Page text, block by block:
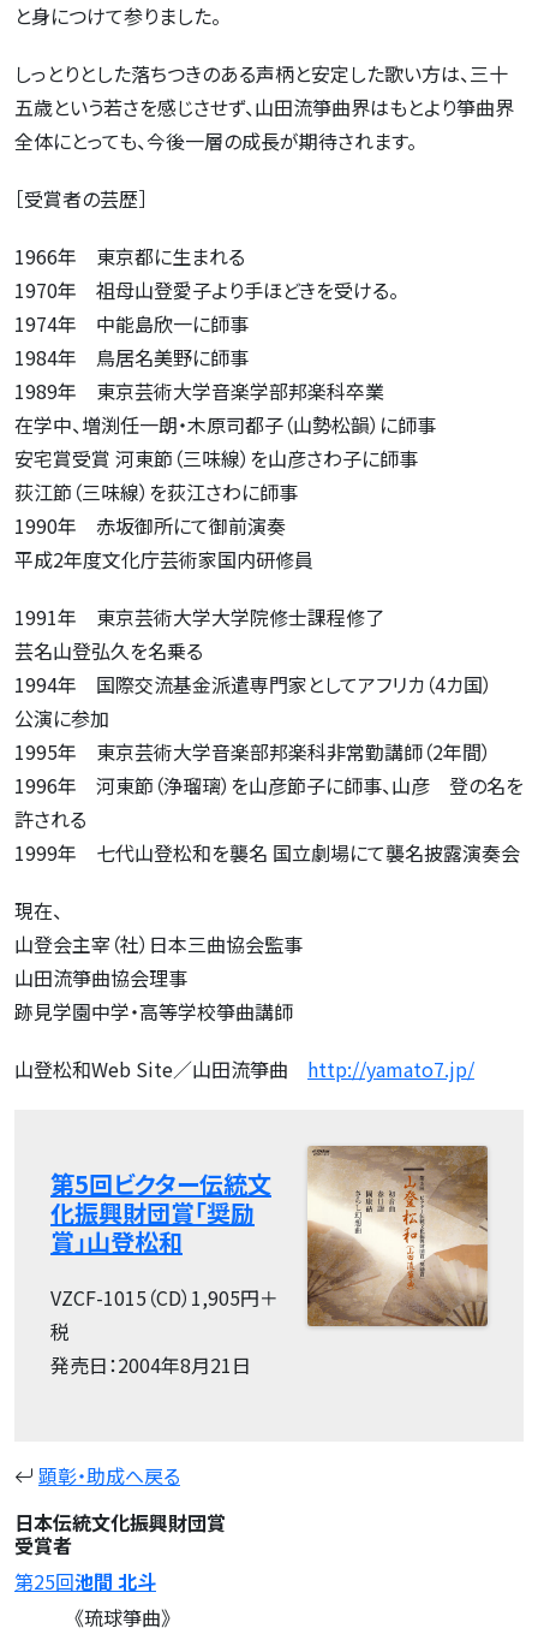
と身につけて参りました。
しっとりとした落ちつきのある声柄と安定した歌い方は、三十
五歳という若さを感じさせず、山田流箏曲界はもとより箏曲界
全体にとっても、今後一層の成長が期待されます。
［受賞者の芸歴］
1966年 東京都に生まれる
1970年 祖母山登愛子より手ほどきを受ける。
1974年 中能島欣一に師事
1984年 鳥居名美野に師事
1989年 東京芸術大学音楽学部邦楽科卒業
在学中、増渕任一朗・木原司都子（山勢松韻）に師事
安宅賞受賞 河東節（三味線）を山彦さわ子に師事
荻江節（三味線）を荻江さわに師事
1990年 赤坂御所にて御前演奏
平成2年度文化庁芸術家国内研修員
1991年 東京芸術大学大学院修士課程修了
芸名山登弘久を名乗る
1994年 国際交流基金派遣専門家としてアフリカ（4カ国）
公演に参加
1995年 東京芸術大学音楽部邦楽科非常勤講師（2年間）
1996年 河東節（浄瑠璃）を山彦節子に師事、山彦 登の名を
許される
1999年 七代山登松和を襲名 国立劇場にて襲名披露演奏会
現在、
山登会主宰（社）日本三曲協会監事
山田流箏曲協会理事
跡見学園中学・高等学校箏曲講師
山登松和Web Site／山田流箏曲 http://yamato7.jp/
第5回ビクター伝統文
化振興財団賞「奨励
賞」山登松和
VZCF-1015（CD）1,905円＋
税
発売日：2004年8月21日
顕彰・助成へ戻る
日本伝統文化振興財団賞
受賞者
第25回池間 北斗
《琉球箏曲》